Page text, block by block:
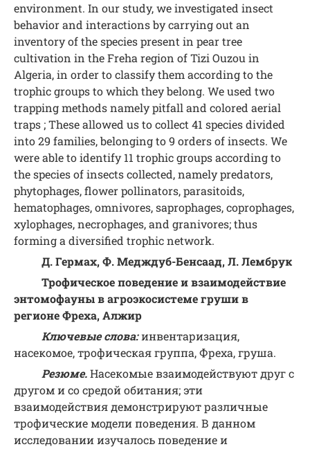
environment. In our study, we investigated insect
behavior and interactions by carrying out an
inventory of the species present in pear tree
cultivation in the Freha region of Tizi Ouzou in
Algeria, in order to classify them according to the
trophic groups to which they belong. We used two
trapping methods namely pitfall and colored aerial
traps ; These allowed us to collect 41 species divided
into 29 families, belonging to 9 orders of insects. We
were able to identify 11 trophic groups according to
the species of insects collected, namely predators,
phytophages, flower pollinators, parasitoids,
hematophages, omnivores, saprophages, coprophages,
xylophages, necrophages, and granivores; thus
forming a diversified trophic network.
Д. Гермах, Ф. Медждуб-Бенсаад, Л. Лембрук
Трофическое поведение и взаимодействие
энтомофауны в агроэкосистеме груши в
регионе Фреха, Алжир
Ключевые слова:инвентаризация,
насекомое, трофическая группа, Фреха, груша.
Резюме.Насекомые взаимодействуют друг с
другом и со средой обитания; эти
взаимодействия демонстрируют различные
трофические модели поведения. В данном
исследовании изучалось поведение и